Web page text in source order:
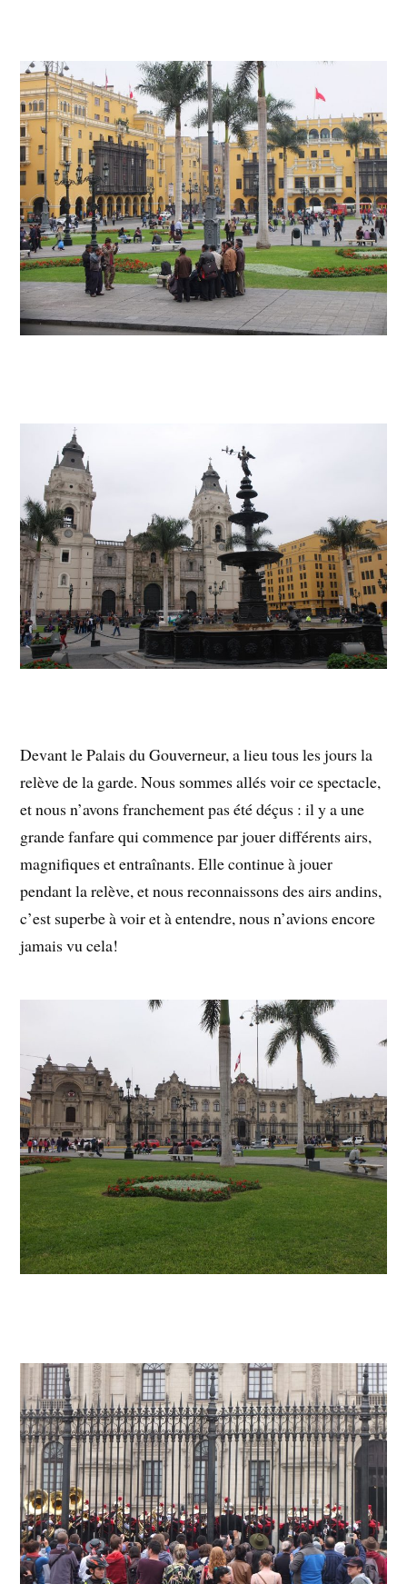
Devant le Palais du Gouverneur, a lieu tous les jours la
relève de la garde. Nous sommes allés voir ce spectacle,
et nous n’avons franchement pas été déçus : il y a une
grande fanfare qui commence par jouer différents airs,
magnifiques et entraînants. Elle continue à jouer
pendant la relève, et nous reconnaissons des airs andins,
c’est superbe à voir et à entendre, nous n’avions encore
jamais vu cela!